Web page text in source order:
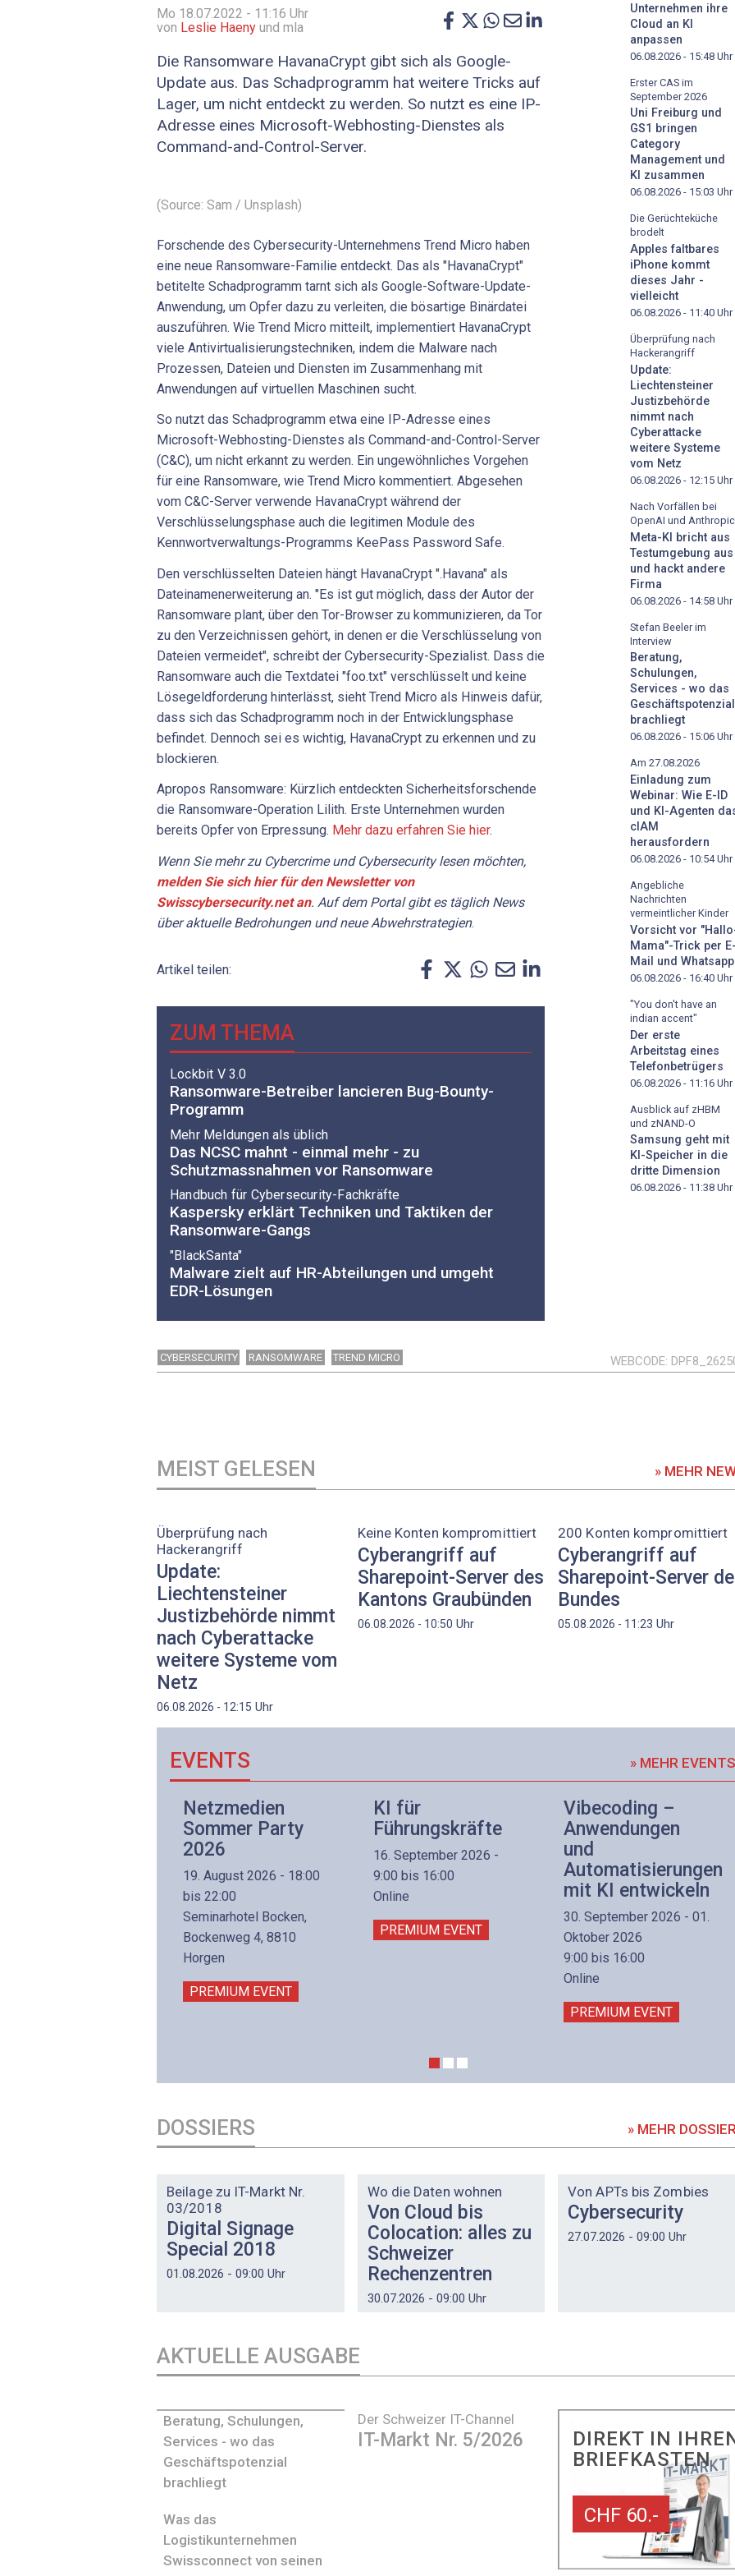
Mo 18.07.2022 - 11:16 Uhr
von Leslie Haeny und mla
Die Ransomware HavanaCrypt gibt sich als Google-
Update aus. Das Schadprogramm hat weitere Tricks auf
Lager, um nicht entdeckt zu werden. So nutzt es eine IP-
Adresse eines Microsoft-Webhosting-Dienstes als
Command-and-Control-Server.
(Source: Sam / Unsplash)
Forschende des Cybersecurity-Unternehmens Trend Micro haben
eine neue Ransomware-Familie entdeckt. Das als "HavanaCrypt"
betitelte Schadprogramm tarnt sich als Google-Software-Update-
Anwendung, um Opfer dazu zu verleiten, die bösartige Binärdatei
auszuführen. Wie Trend Micro mitteilt, implementiert HavanaCrypt
viele Antivirtualisierungstechniken, indem die Malware nach
Prozessen, Dateien und Diensten im Zusammenhang mit
Anwendungen auf virtuellen Maschinen sucht.
So nutzt das Schadprogramm etwa eine IP-Adresse eines
Microsoft-Webhosting-Dienstes als Command-and-Control-Server
(C&C), um nicht erkannt zu werden. Ein ungewöhnliches Vorgehen
für eine Ransomware, wie Trend Micro kommentiert. Abgesehen
vom C&C-Server verwende HavanaCrypt während der
Verschlüsselungsphase auch die legitimen Module des
Kennwortverwaltungs-Programms KeePass Password Safe.
Den verschlüsselten Dateien hängt HavanaCrypt ".Havana" als
Dateinamenerweiterung an. "Es ist gut möglich, dass der Autor der
Ransomware plant, über den Tor-Browser zu kommunizieren, da Tor
zu den Verzeichnissen gehört, in denen er die Verschlüsselung von
Dateien vermeidet", schreibt der Cybersecurity-Spezialist. Dass die
Ransomware auch die Textdatei "foo.txt" verschlüsselt und keine
Lösegeldforderung hinterlässt, sieht Trend Micro als Hinweis dafür,
dass sich das Schadprogramm noch in der Entwicklungsphase
befindet. Dennoch sei es wichtig, HavanaCrypt zu erkennen und zu
blockieren.
Apropos Ransomware: Kürzlich entdeckten Sicherheitsforschende
die Ransomware-Operation Lilith. Erste Unternehmen wurden
bereits Opfer von Erpressung. Mehr dazu erfahren Sie hier.
Wenn Sie mehr zu Cybercrime und Cybersecurity lesen möchten,
melden Sie sich hier für den Newsletter von
Swisscybersecurity.net an. Auf dem Portal gibt es täglich News
über aktuelle Bedrohungen und neue Abwehrstrategien.
Artikel teilen:
ZUM THEMA
Lockbit V 3.0
Ransomware-Betreiber lancieren Bug-Bounty-
Programm
Mehr Meldungen als üblich
Das NCSC mahnt - einmal mehr - zu
Schutzmassnahmen vor Ransomware
Handbuch für Cybersecurity-Fachkräfte
Kaspersky erklärt Techniken und Taktiken der
Ransomware-Gangs
"BlackSanta"
Malware zielt auf HR-Abteilungen und umgeht
EDR-Lösungen
Unternehmen ihre
Cloud an KI
anpassen
06.08.2026 - 15:48 Uhr
Erster CAS im
September 2026
Uni Freiburg und
GS1 bringen
Category
Management und
KI zusammen
06.08.2026 - 15:03 Uhr
Die Gerüchteküche
brodelt
Apples faltbares
iPhone kommt
dieses Jahr -
vielleicht
06.08.2026 - 11:40 Uhr
Überprüfung nach
Hackerangriff
Update:
Liechtensteiner
Justizbehörde
nimmt nach
Cyberattacke
weitere Systeme
vom Netz
06.08.2026 - 12:15 Uhr
Nach Vorfällen bei
OpenAI und Anthropic
Meta-KI bricht aus
Testumgebung aus
und hackt andere
Firma
06.08.2026 - 14:58 Uhr
Stefan Beeler im
Interview
Beratung,
Schulungen,
Services - wo das
Geschäftspotenzial
brachliegt
06.08.2026 - 15:06 Uhr
Am 27.08.2026
Einladung zum
Webinar: Wie E-ID
und KI-Agenten
cIAM
herausfordern
06.08.2026 - 10:54Uhr
Angebliche
Nachrichten
vermeintlicher Kinder
Vorsicht vor
Mama"-Trick per E-
Mail und Whatsapp
06.08.2026 - 16:40 Uhr
"You don't have an
indian accent"
Der erste
Arbeitstag eines
Telefonbetrügers
06.08.2026 - 11:16 Uhr
Ausblick auf zHBM
und zNAND-O
Samsung geht mit
KI-Speicher in die
dritte Dimension
06.08.2026 - 11:38 Uhr
CYBERSECURITY RANSOMWARE TREND MICRO WEBCODE
MEIST GELESEN » MEHR
Überprüfung nach
Hackerangriff
Update:
Liechtensteiner
Justizbehörde nimmt
nach Cyberattacke
weitere Systeme vom
Netz
06.08.2026 - 12:15 Uhr
Keine Konten kompromittiert
Cyberangriff auf
Sharepoint-Server des
Kantons Graubünden
06.08.2026 - 10:50 Uhr
200 Konten kompromittiert
Cyberangriff auf
Sharepoint-Server
Bundes
05.08.2026 - 11:23 Uhr
EVENTS » MEHR EVENTS
Netzmedien
Sommer Party
2026
19. August 2026 - 18:00
bis 22:00
Seminarhotel Bocken,
Bockenweg 4, 8810
Horgen
PREMIUM EVENT
KI für
Führungskräfte
16. September 2026 -
9:00 bis 16:00
Online
PREMIUM EVENT
Vibecoding –
Anwendungen
und
Automatisierungen
mit KI entwickeln
30. September 2026 - 01.
Oktober 2026
9:00 bis 16:00
Online
PREMIUM EVENT
DOSSIERS » MEHR
Beilage zu IT-Markt Nr.
03/2018
Digital Signage
Special 2018
01.08.2026 - 09:00 Uhr
Wo die Daten wohnen
Von Cloud bis
Colocation: alles zu
Schweizer
Rechenzentren
30.07.2026 - 09:00 Uhr
Von APTs bis Zombies
Cybersecurity
27.07.2026 - 09:00 Uhr
AKTUELLE AUSGABE
Der Schweizer IT-Channel
IT-Markt Nr. 5/2026
Beratung, Schulungen,
Services - wo das
Geschäftspotenzial
brachliegt
Was das
Logistikunternehmen
Swissconnect von seinen
DIREKT IN
BRIEFKASTEN
CHF 60.-